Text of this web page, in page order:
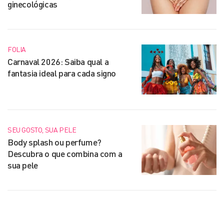
ginecológicas
FOLIA
Carnaval 2026: Saiba qual a
fantasia ideal para cada signo
SEU GOSTO, SUA PELE
Body splash ou perfume?
Descubra o que combina com a
sua pele